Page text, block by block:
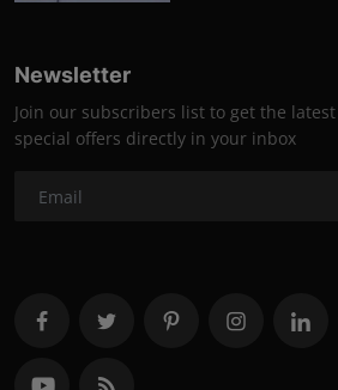
Newsletter
Join our subscribers list to get the
special offers directly in your inbox